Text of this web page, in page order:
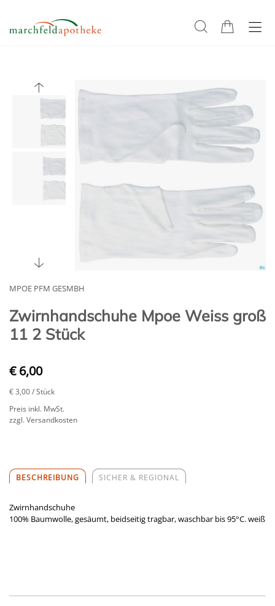
MPOE PFM GESMBH
Zwirnhandschuhe Mpoe Weiss groß
11 2 Stück
€ 6,00
€ 3,00/ Stück
Preis inkl. MwSt.
zzgl. Versandkosten
BESCHREIBUNG SICHER & REGIONAL
Zwirnhandschuhe
100% Baumwolle, gesäumt, beidseitig tragbar, waschbar bis 95°C. weiß